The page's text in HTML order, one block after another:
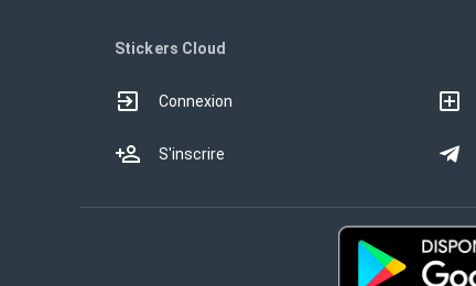
Stickers Cloud
Connexion
S'inscrire